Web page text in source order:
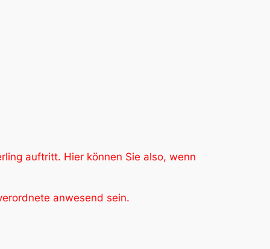
auftritt. Hier können Sie also, wenn
anwesend sein.